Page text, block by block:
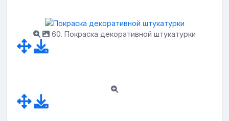
60. Покраска декоративной штукатурки